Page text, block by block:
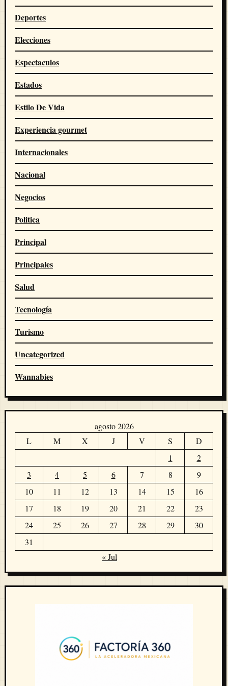
Deportes
Elecciones
Espectaculos
Estados
Estilo De Vida
Experiencia gourmet
Internacionales
Nacional
Negocios
Politica
Principal
Principales
Salud
Tecnología
Turismo
Uncategorized
Wannabies
agosto 2026
L
M X J V S
D
1
2
3
4 5 6 7 8
9
10
11 12 13 14 15
16
17
18 19 20 21 22
23
24
25 26 27 28 29
30
31
« Jul